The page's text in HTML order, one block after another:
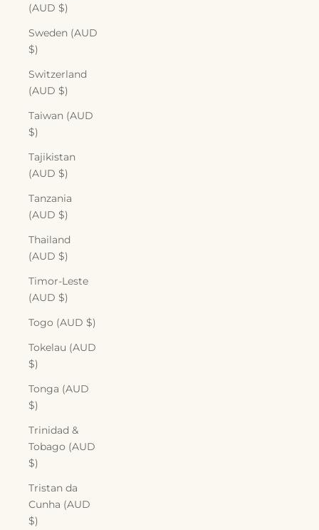
(AUD $)
Sweden (AUD
$)
Switzerland
(AUD $)
Taiwan (AUD
$)
Tajikistan
(AUD $)
Tanzania
(AUD $)
Thailand
(AUD $)
Timor-Leste
(AUD $)
Togo (AUD $)
Tokelau (AUD
$)
Tonga (AUD
$)
Trinidad &
Tobago (AUD
$)
Tristan da
Cunha (AUD
$)